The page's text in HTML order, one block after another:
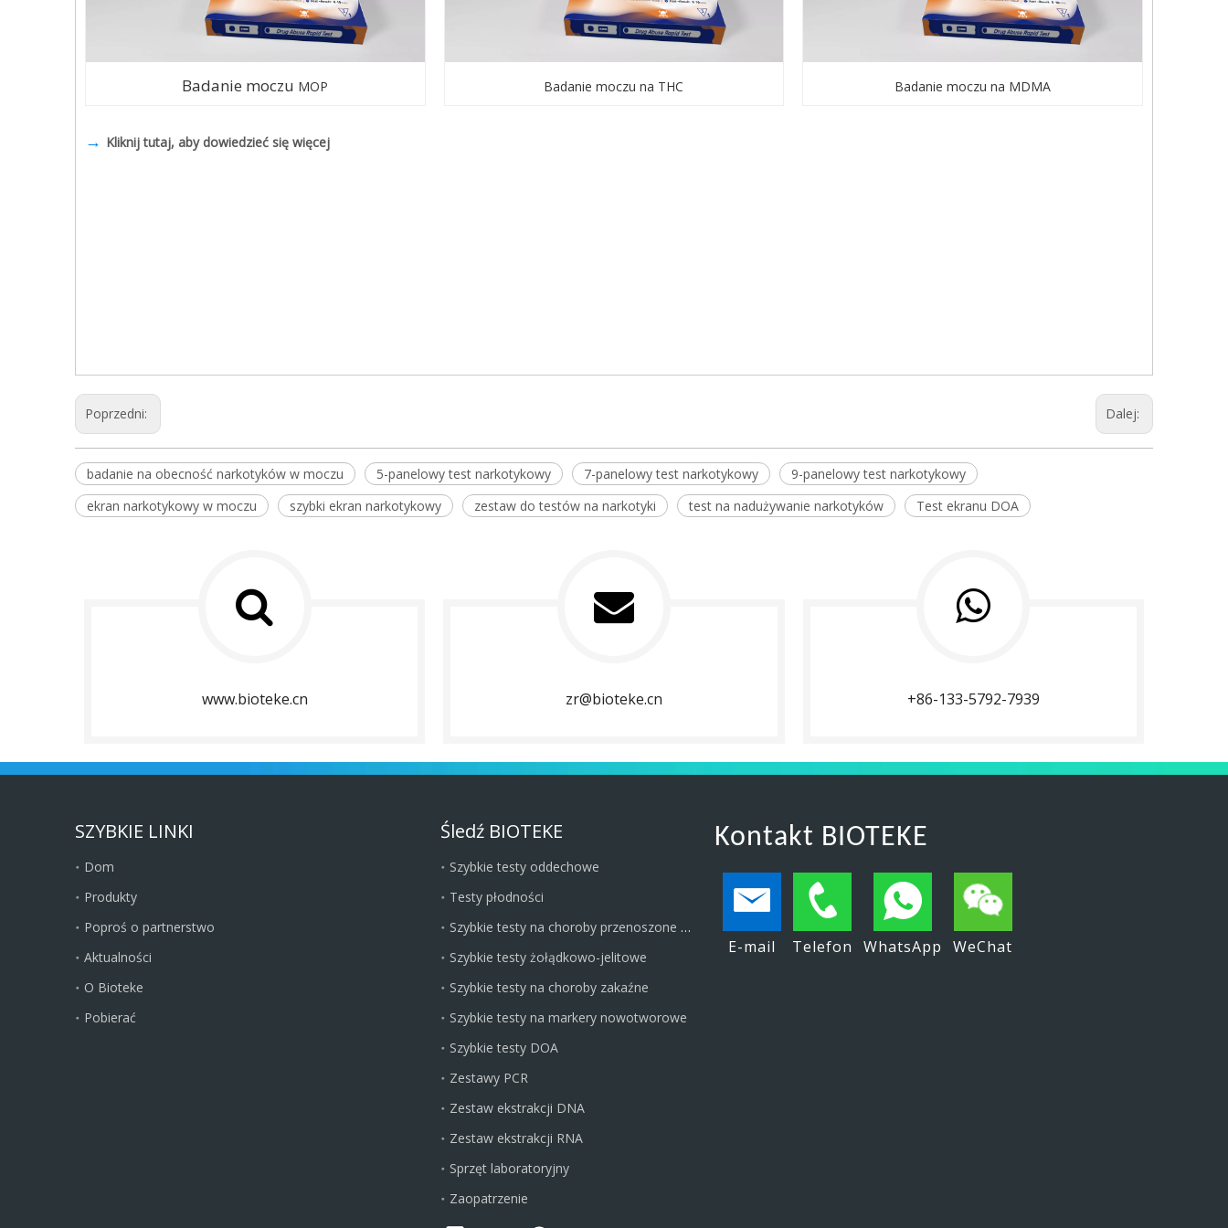
Badanie moczu MOP Badanie moczu na THC Badanie moczu na MDMA
→ Kliknij tutaj, aby dowiedzieć się więcej
Poprzedni: Dalej:
badanie na obecność narkotyków w moczu 5-panelowy test narkotykowy 7-panelowy test narkotykowy
9-panelowy test narkotykowy
ekran narkotykowy w moczu
szybki ekran narkotykowy zestaw do testów na narkotyki test na nadużywanie narkotyków Test ekranu DOA
www.bioteke.cn zr@bioteke.cn +86-133-5792-7939
SZYBKIE LINKI
Dom
Produkty
Poproś o partnerstwo
Aktualności
O Bioteke
Pobierać
Śledź BIOTEKE
Szybkie testy oddechowe
Testy płodności
Szybkie testy na choroby przenoszone drogą płciową
Szybkie testy żołądkowo-jelitowe
Szybkie testy na choroby zakaźne
Szybkie testy na markery nowotworowe
Szybkie testy DOA
Zestawy PCR
Zestaw ekstrakcji DNA
Zestaw ekstrakcji RNA
Sprzęt laboratoryjny
Zaopatrzenie
Kontakt BIOTEKE
E-mail Telefon WhatsApp WeChat